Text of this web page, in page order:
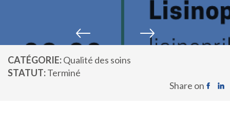
CATÉGORIE Qualité des soins
STATUT Terminé
Share on